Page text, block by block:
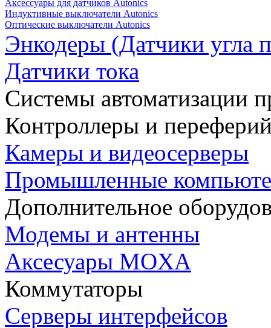
Аксессуары для датчиков Autonics
Индуктивные выключатели Autonics
Оптические выключатели Autonics
Энкодеры (Датчики угла
Датчики тока
Системы автоматизации
Контроллеры и
Камеры и видеосерверы
Промышленные
Дополнительное
Модемы и антенны
Аксесуары MOXA
Коммутаторы
Серверы интерфейсов